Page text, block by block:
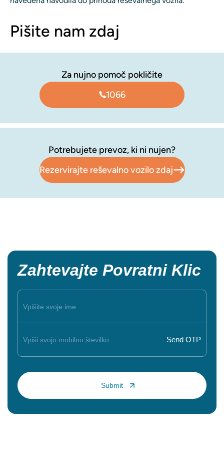
Pišite nam zdaj
Za nujno pomoč pokličite
1066
Potrebujete prevoz, ki ni nujen?
Rezervirajte reševalno vozilo zdaj
Zahtevajte Povratni Klic